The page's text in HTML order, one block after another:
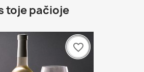
toje pačioje
favorite_border